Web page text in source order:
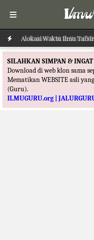
Alokasi Waktu Ilmu Tafsir
SILAHKAN SIMPAN &
Download di web klon sama
Mematikan WEBSITE asli
(Guru).
ILMUGURU.org |